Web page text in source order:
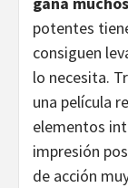
potentes
consiguen
lo necesita.
una película
elementos
impresión
de acción